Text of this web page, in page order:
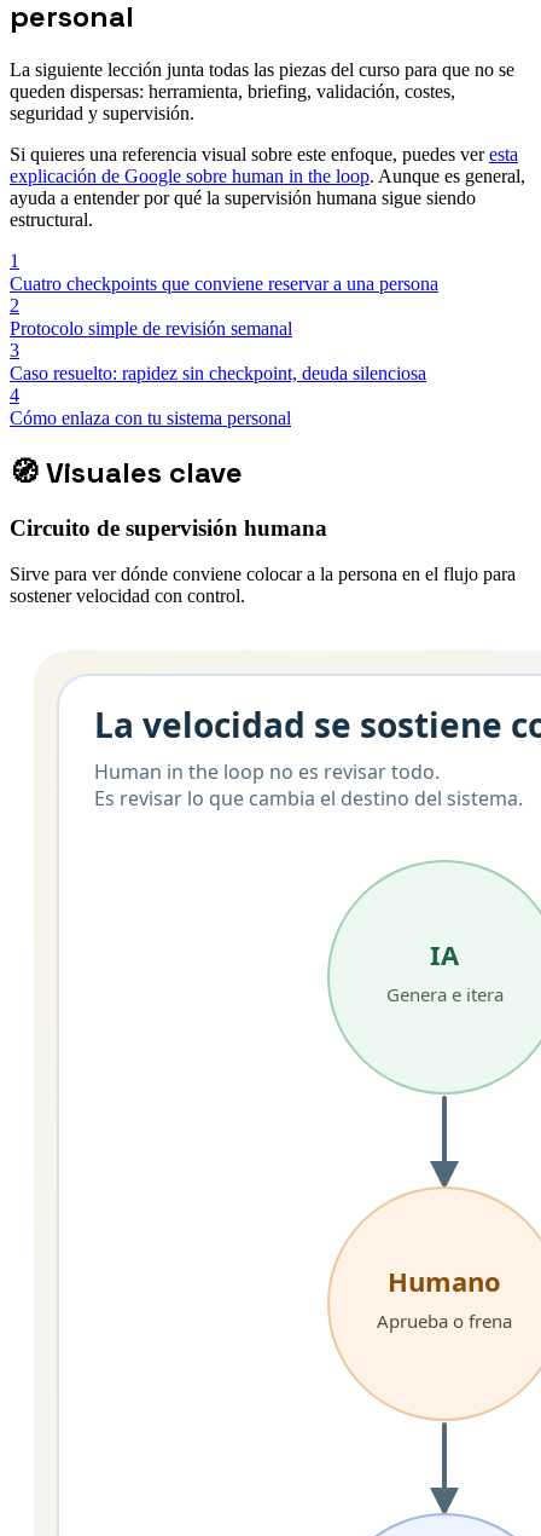
personal
La siguiente lección junta todas las piezas del curso para que no se
queden dispersas: herramienta, briefing, validación, costes,
seguridad y supervisión.
Si quieres una referencia visual sobre este enfoque, puedes veresta
explicación de Google sobre human in the loop. Aunque es general,
ayuda a entender por qué la supervisión humana sigue siendo
estructural.
1
Cuatro checkpoints que conviene reservar a una persona
2
Protocolo simple de revisión semanal
3
Caso resuelto: rapidez sin checkpoint, deuda silenciosa
4
Cómo enlaza con tu sistema personal
🧭Visuales clave
Circuito de supervisión humana
Sirve para ver dónde conviene colocar a la persona en el flujo para
sostener velocidad con control.